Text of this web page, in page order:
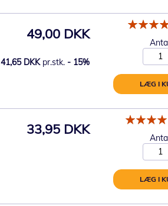
49,00 DKK
41,65 DKK pr.stk. - 15%
LÆG I
33,95 DKK
LÆG I